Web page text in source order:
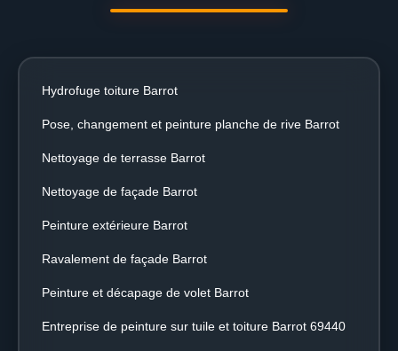
Hydrofuge toiture Barrot
Pose, changement et peinture planche de rive Barrot
Nettoyage de terrasse Barrot
Nettoyage de façade Barrot
Peinture extérieure Barrot
Ravalement de façade Barrot
Peinture et décapage de volet Barrot
Entreprise de peinture sur tuile et toiture Barrot 69440